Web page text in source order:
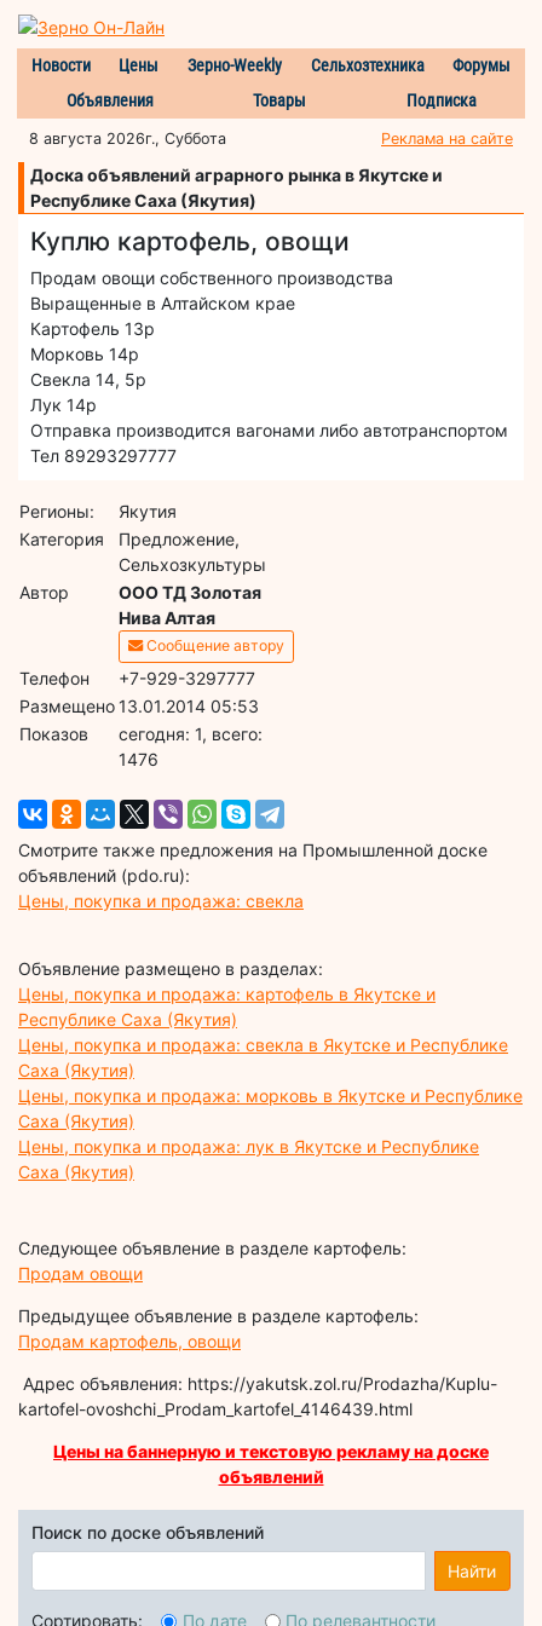
Новости Цены Зерно-Weekly Сельхозтехника
Форумы
Объявления
Товары Подписка
8 августа 2026г., Суббота Реклама на сайте
Доска объявлений аграрного рынка в Якутске и
Республике Саха (Якутия)
Куплю картофель, овощи
Продам овощи собственного производства
Выращенные в Алтайском крае
Картофель 13р
Морковь 14р
Свекла 14, 5р
Лук 14р
Отправка производится вагонами либо автотранспортом
Тел 89293297777
Регионы:
Якутия
Категория
Предложение,
Сельхозкультуры
Автор
ООО ТД Золотая
Нива Алтая
Сообщение автору
Телефон
+7-929-3297777
Размещено13.01.2014 05:53
Показов
cегодня: 1, всего:
1476
Смотрите также предложения на Промышленной доске
объявлений (pdo.ru):
Цены, покупка и продажа: свекла
Объявление размещено в разделах:
Цены, покупка и продажа: картофель в Якутске и
Республике Саха (Якутия)
Цены, покупка и продажа: свекла в Якутске и Республике
Саха (Якутия)
Цены, покупка и продажа: морковь в Якутске и Республике
Саха (Якутия)
Цены, покупка и продажа: лук в Якутске и Республике
Саха (Якутия)
Следующее объявление в разделе картофель:
Продам овощи
Предыдущее объявление в разделе картофель:
Продам картофель, овощи
Адрес объявления: https://yakutsk.zol.ru/Prodazha/Kuplu-
kartofel-ovoshchi_Prodam_kartofel_4146439.html
Цены на баннерную и текстовую рекламу на доске
объявлений
Поиск по доске объявлений
Найти
Сортировать: По дате По релевантности